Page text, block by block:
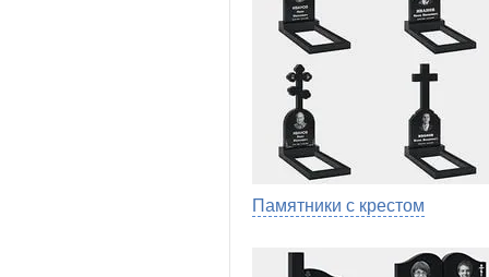
Памятники с крестом